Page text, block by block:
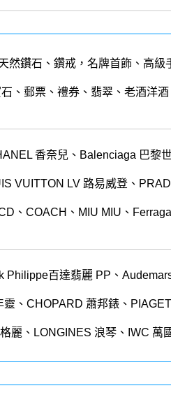
然鑽石、鑽戒，名牌首飾、高級
、郵票、禮券、翡翠、老酒洋酒
香奈兒、Balenciaga 巴黎
VUITTON LV 路易威登、
、COACH、MIU MIU、
Philippe百達翡麗 PP 、
靈、 CHOPARD 蕭邦錶、 PIAGET
麗、 LONGINES 浪琴、 IWC 萬